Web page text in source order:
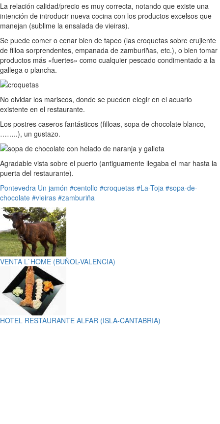
La relación calidad/precio es muy correcta, notando que existe una
intención de introducir nueva cocina con los productos excelsos que
manejan (sublime la ensalada de vieiras).
Se puede comer o cenar bien de tapeo (las croquetas sobre crujiente
de filloa sorprendentes, empanada de zamburiñas, etc.), o bien tomar
productos más «fuertes» como cualquier pescado condimentado a la
gallega o plancha.
No olvidar los mariscos, donde se pueden elegir en el acuario
existente en el restaurante.
Los postres caseros fantásticos (filloas, sopa de chocolate blanco,
……..), un gustazo.
Agradable vista sobre el puerto (antiguamente llegaba el mar hasta la
puerta del restaurante).
Pontevedra Un jamón #centollo #croquetas #La-Toja #sopa-de-
chocolate #vieiras #zamburiña
VENTA L`HOME (BUÑOL-VALENCIA)
HOTEL RESTAURANTE ALFAR (ISLA-CANTABRIA)